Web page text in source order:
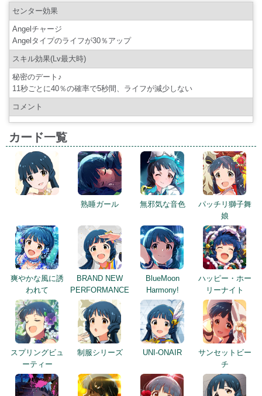
センター効果
Angelチャージ
Angelタイプのライフが30％アップ
スキル効果(Lv最大時)
秘密のデート♪
11秒ごとに40％の確率で5秒間、ライフが減少しない
コメント
カード一覧
熟睡ガール 無邪気な音色
パッチリ獅子舞
娘
爽やかな風に誘
われて
BRAND NEW
PERFORMANCE
BlueMoon
Harmony!
ハッピー・ホー
リーナイト
スプリングビュ
ーティー
制服シリーズ UNI-ONAIR
サンセットビー
チ